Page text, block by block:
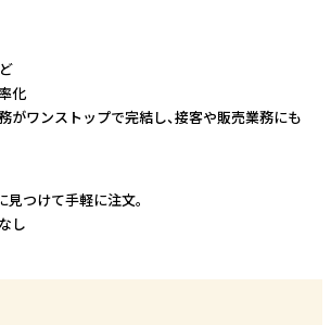
化
がワンストップで完結し、接客や販売業務にも
つけて手軽に注文。
し